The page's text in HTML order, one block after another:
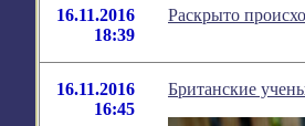
16.11.2016
18:39
Раскрыто
16.11.2016
16:45
Британские